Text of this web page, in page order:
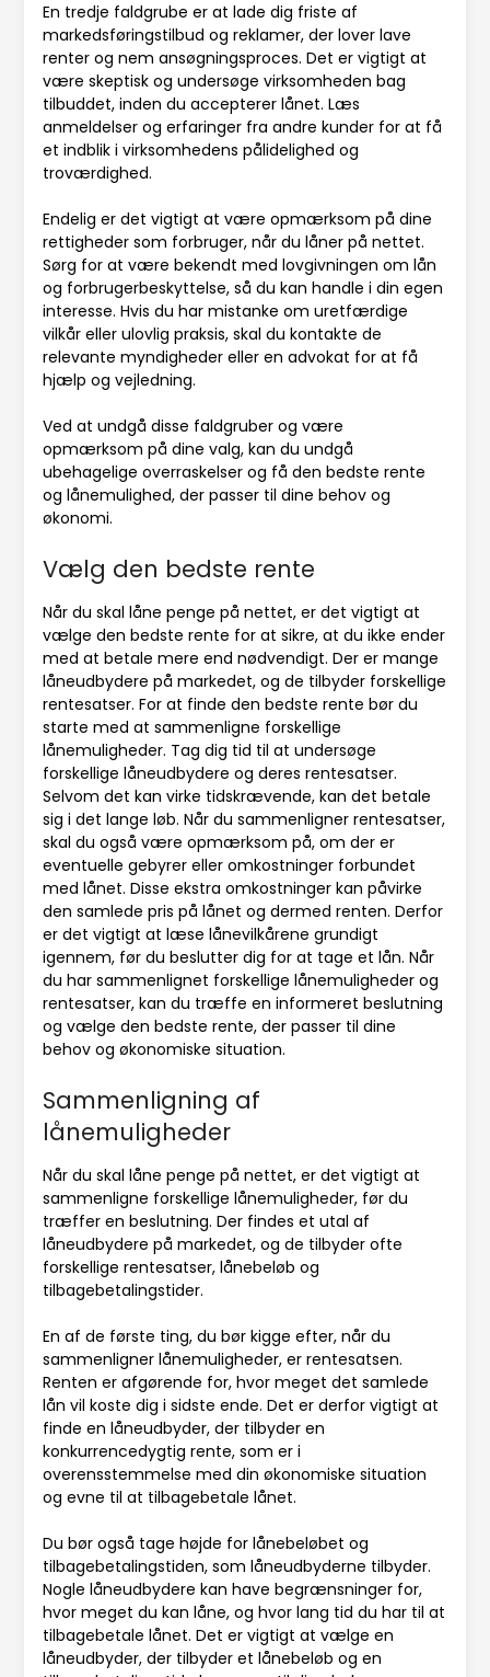
En tredje faldgrube er at lade dig friste af
markedsføringstilbud og reklamer, der lover lave
renter og nem ansøgningsproces. Det er vigtigt at
være skeptisk og undersøge virksomheden bag
tilbuddet, inden du accepterer lånet. Læs
anmeldelser og erfaringer fra andre kunder for at få
et indblik i virksomhedens pålidelighed og
troværdighed.
Endelig er det vigtigt at være opmærksom på dine
rettigheder som forbruger, når du låner på nettet.
Sørg for at være bekendt med lovgivningen om lån
og forbrugerbeskyttelse, så du kan handle i din egen
interesse. Hvis du har mistanke om uretfærdige
vilkår eller ulovlig praksis, skal du kontakte de
relevante myndigheder eller en advokat for at få
hjælp og vejledning.
Ved at undgå disse faldgruber og være
opmærksom på dine valg, kan du undgå
ubehagelige overraskelser og få den bedste rente
og lånemulighed, der passer til dine behov og
økonomi.
Vælg den bedste rente
Når du skal låne penge på nettet, er det vigtigt at
vælge den bedste rente for at sikre, at du ikke ender
med at betale mere end nødvendigt. Der er mange
låneudbydere på markedet, og de tilbyder forskellige
rentesatser. For at finde den bedste rente bør du
starte med at sammenligne forskellige
lånemuligheder. Tag dig tid til at undersøge
forskellige låneudbydere og deres rentesatser.
Selvom det kan virke tidskrævende, kan det betale
sig i det lange løb. Når du sammenligner rentesatser,
skal du også være opmærksom på, om der er
eventuelle gebyrer eller omkostninger forbundet
med lånet. Disse ekstra omkostninger kan påvirke
den samlede pris på lånet og dermed renten. Derfor
er det vigtigt at læse lånevilkårene grundigt
igennem, før du beslutter dig for at tage et lån. Når
du har sammenlignet forskellige lånemuligheder og
rentesatser, kan du træffe en informeret beslutning
og vælge den bedste rente, der passer til dine
behov og økonomiske situation.
Sammenligning af
lånemuligheder
Når du skal låne penge på nettet, er det vigtigt at
sammenligne forskellige lånemuligheder, før du
træffer en beslutning. Der findes et utal af
låneudbydere på markedet, og de tilbyder ofte
forskellige rentesatser, lånebeløb og
tilbagebetalingstider.
En af de første ting, du bør kigge efter, når du
sammenligner lånemuligheder, er rentesatsen.
Renten er afgørende for, hvor meget det samlede
lån vil koste dig i sidste ende. Det er derfor vigtigt at
finde en låneudbyder, der tilbyder en
konkurrencedygtig rente, som er i
overensstemmelse med din økonomiske situation
og evne til at tilbagebetale lånet.
Du bør også tage højde for lånebeløbet og
tilbagebetalingstiden, som låneudbyderne tilbyder.
Nogle låneudbydere kan have begrænsninger for,
hvor meget du kan låne, og hvor lang tid du har til at
tilbagebetale lånet. Det er vigtigt at vælge en
låneudbyder, der tilbyder et lånebeløb og en